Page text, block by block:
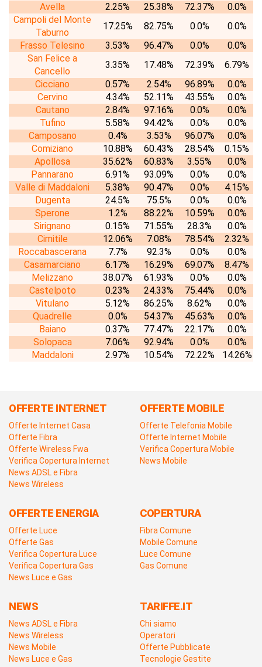
Avella
2.25% 25.38% 72.37%
0.0%
Campoli del Monte
Taburno
17.25% 82.75% 0.0%
0.0%
Frasso Telesino
3.53% 96.47% 0.0%
0.0%
San Felice a
Cancello
3.35% 17.48% 72.39%
6.79%
Cicciano
0.57% 2.54% 96.89%
0.0%
Cervino
4.34% 52.11% 43.55%
0.0%
Cautano
2.84% 97.16% 0.0%
0.0%
Tufino
5.58% 94.42% 0.0%
0.0%
Camposano
0.4% 3.53% 96.07%
0.0%
Comiziano
10.88% 60.43% 28.54%
0.15%
Apollosa
35.62% 60.83% 3.55%
0.0%
Pannarano
6.91% 93.09% 0.0%
0.0%
Valle di Maddaloni
5.38% 90.47% 0.0%
4.15%
Dugenta
24.5% 75.5% 0.0%
0.0%
Sperone
1.2% 88.22% 10.59%
0.0%
Sirignano
0.15% 71.55% 28.3%
0.0%
Cimitile
12.06% 7.08% 78.54%
2.32%
Roccabascerana
7.7% 92.3% 0.0%
0.0%
Casamarciano
6.17% 16.29% 69.07%
8.47%
Melizzano
38.07% 61.93% 0.0%
0.0%
Castelpoto
0.23% 24.33% 75.44%
0.0%
Vitulano
5.12% 86.25% 8.62%
0.0%
Quadrelle
0.0% 54.37% 45.63%
0.0%
Baiano
0.37% 77.47% 22.17%
0.0%
Solopaca
7.06% 92.94% 0.0%
0.0%
Maddaloni
2.97% 10.54% 72.22% 14.26%
OFFERTE INTERNET
Offerte Internet Casa
Offerte Fibra
Offerte Wireless Fwa
Verifica Copertura Internet
News ADSL e Fibra
News Wireless
OFFERTE MOBILE
Offerte Telefonia Mobile
Offerte Internet Mobile
Verifica Copertura Mobile
News Mobile
OFFERTE ENERGIA
Offerte Luce
Offerte Gas
Verifica Copertura Luce
Verifica Copertura Gas
News Luce e Gas
COPERTURA
Fibra Comune
Mobile Comune
Luce Comune
Gas Comune
NEWS
News ADSL e Fibra
News Wireless
News Mobile
News Luce e Gas
TARIFFE.IT
Chi siamo
Operatori
Offerte Pubblicate
Tecnologie Gestite